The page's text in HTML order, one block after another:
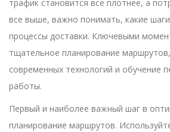
трафик становится все плотнее, а
все выше, важно понимать, какие
процессы доставки. Ключевыми
тщательное планирование
современных технологий и обучение
работы.
Первый и наиболее важный шаг в
планирование маршрутов.